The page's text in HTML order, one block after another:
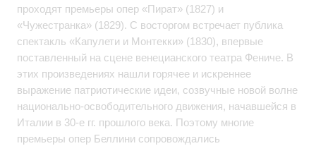
проходят премьеры опер «Пират» (1827) и
«Чужестранка» (1829). С восторгом встречает публика
спектакль «Капулети и Монтекки» (1830), впервые
поставленный на сцене венецианского театра Фениче. В
этих произведениях нашли горячее и искреннее
выражение патриотические идеи, созвучные новой волне
национально-освободительного движения, начавшейся в
Италии в 30-е гг. прошлого века. Поэтому многие
премьеры опер Беллини сопровождались